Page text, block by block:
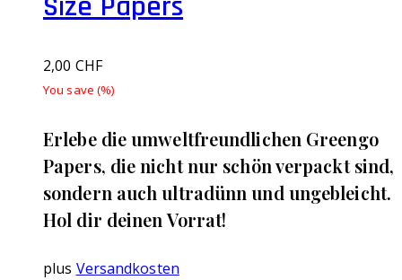
2,00 CHF
You save (%)
Erlebe die umweltfreundlichen Greengo
Papers, die nicht nur schön verpackt sind,
sondern auch ultradünn und ungebleicht.
Hol dir deinen Vorrat!
plus Versandkosten